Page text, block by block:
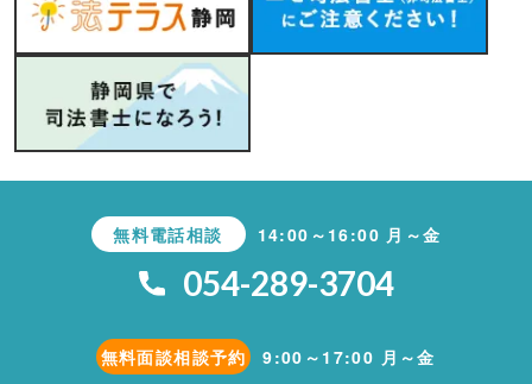
無料電話相談 14:00～16:00 月～金
054-289-3704
無料面談相談予約 9:00～17:00 月～金